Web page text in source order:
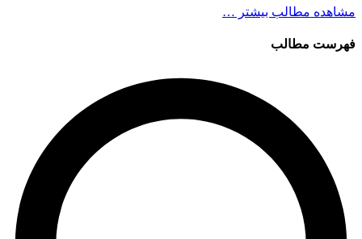
مشاهده مطالب بیشتر …
فهرست مطالب